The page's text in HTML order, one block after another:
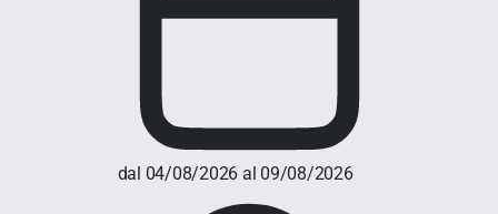
dal 04/08/2026 al 09/08/2026